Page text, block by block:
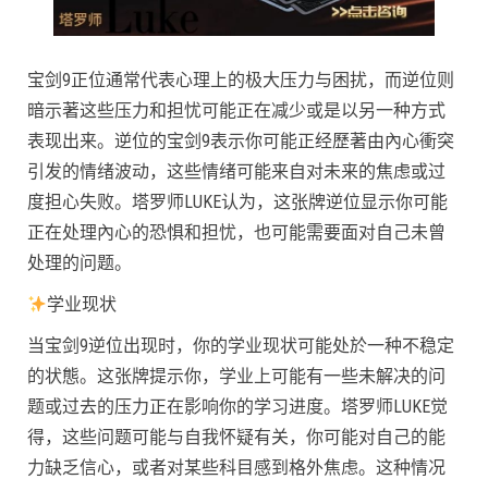
宝剑9正位通常代表心理上的极大压力与困扰，而逆位则
暗示著这些压力和担忧可能正在减少或是以另一种方式
表现出来。逆位的宝剑9表示你可能正经歷著由內心衝突
引发的情绪波动，这些情绪可能来自对未来的焦虑或过
度担心失败。塔罗师LUKE认为，这张牌逆位显示你可能
正在处理內心的恐惧和担忧，也可能需要面对自己未曾
处理的问题。
学业现状
当宝剑9逆位出现时，你的学业现状可能处於一种不稳定
的状態。这张牌提示你，学业上可能有一些未解决的问
题或过去的压力正在影响你的学习进度。塔罗师LUKE觉
得，这些问题可能与自我怀疑有关，你可能对自己的能
力缺乏信心，或者对某些科目感到格外焦虑。这种情况